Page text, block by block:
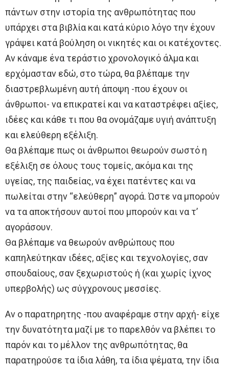
πάντων στην ιστορία της ανθρωπότητας που
υπάρχει στα βιβλία και κατά κύριο λόγο την έχουν
γράψει κατά βούληση οι νικητές και οι κατέχοντες.
Αν κάναμε ένα τεράστιο χρονολογικό άλμα και
ερχόμασταν εδώ, στο τώρα, θα βλέπαμε την
διαστρεβλωμένη αυτή άποψη -που έχουν οι
άνθρωποι- να επικρατεί και να καταστρέφει αξίες,
ιδέες και κάθε τι που θα ονομάζαμε υγιή ανάπτυξη
και ελεύθερη εξέλιξη.
Θα βλέπαμε πως οι άνθρωποι θεωρούν σωστό η
εξέλιξη σε όλους τους τομείς, ακόμα και της
υγείας, της παιδείας, να έχει πατέντες και να
πωλείται στην “ελεύθερη” αγορά. Ώστε να μπορούν
να τα αποκτήσουν αυτοί που μπορούν και να τ’
αγοράσουν.
Θα βλέπαμε να θεωρούν ανθρώπους που
καπηλεύτηκαν ιδέες, αξίες και τεχνολογίες, σαν
σπουδαίους, σαν ξεχωριστούς ή (και χωρίς ίχνος
υπερβολής) ως σύγχρονους μεσσίες.
Αν ο παρατηρητης -που αναφέραμε στην αρχή- είχε
την δυνατότητα μαζί με το παρελθόν να βλέπει το
παρόν και το μέλλον της ανθρωπότητας, θα
παρατηρούσε τα ίδια λάθη, τα ίδια ψέματα, την ίδια